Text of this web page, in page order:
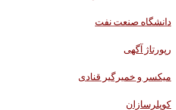
دانشگاه صنعت نفت
رپورتاژ آگهی
میکسر و خمیرگیر قنادی
کوپلرسازان